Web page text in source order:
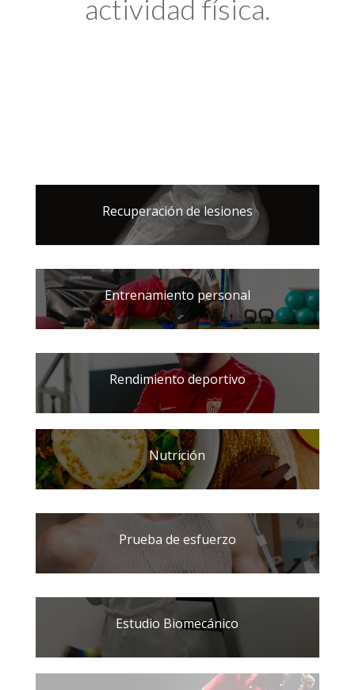
actividad física.
Recuperación de lesiones
Entrenamiento personal
Rendimiento deportivo
Nutrición
Prueba de esfuerzo
Estudio Biomecánico